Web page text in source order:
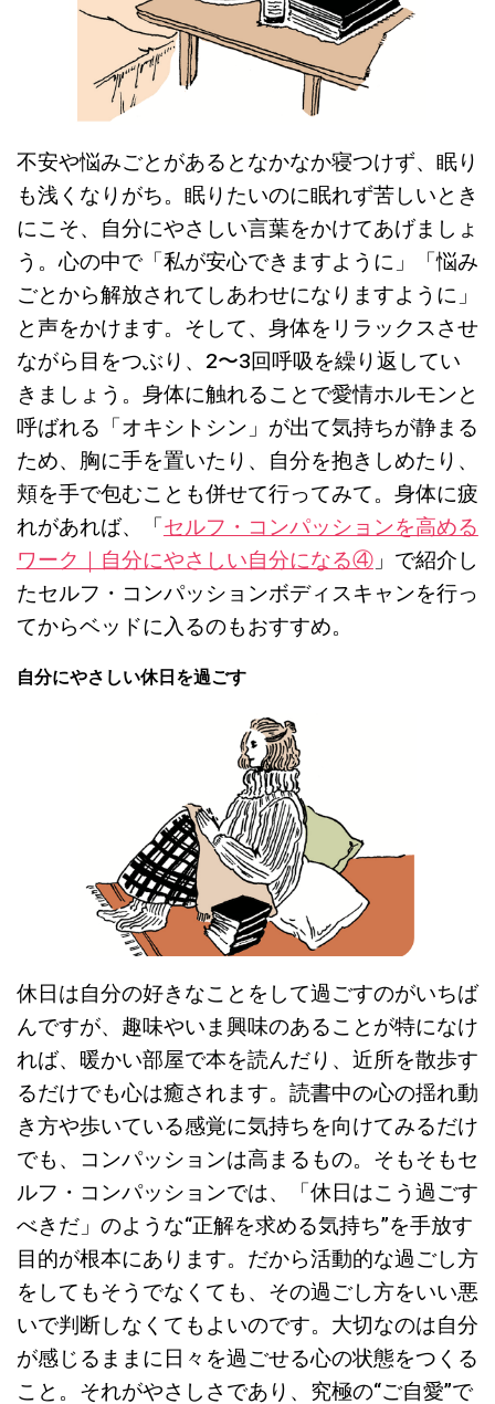
不安や悩みごとがあるとなかなか寝つけず、眠り
も浅くなりがち。眠りたいのに眠れず苦しいとき
にこそ、自分にやさしい言葉をかけてあげましょ
う。心の中で「私が安心できますように」「悩み
ごとから解放されてしあわせになりますように」
と声をかけます。そして、身体をリラックスさせ
ながら目をつぶり、2〜3回呼吸を繰り返してい
きましょう。身体に触れることで愛情ホルモンと
呼ばれる「オキシトシン」が出て気持ちが静まる
ため、胸に手を置いたり、自分を抱きしめたり、
頬を手で包むことも併せて行ってみて。身体に疲
れがあれば、「セルフ・コンパッションを高める
ワーク｜自分にやさしい自分になる④」で紹介し
たセルフ・コンパッションボディスキャンを行っ
てからベッドに入るのもおすすめ。
自分にやさしい休日を過ごす
休日は自分の好きなことをして過ごすのがいちば
んですが、趣味やいま興味のあることが特になけ
れば、暖かい部屋で本を読んだり、近所を散歩す
るだけでも心は癒されます。読書中の心の揺れ動
き方や歩いている感覚に気持ちを向けてみるだけ
でも、コンパッションは高まるもの。そもそもセ
ルフ・コンパッションでは、「休日はこう過ごす
べきだ」のような“正解を求める気持ち”を手放す
目的が根本にあります。だから活動的な過ごし方
をしてもそうでなくても、その過ごし方をいい悪
いで判断しなくてもよいのです。大切なのは自分
が感じるままに日々を過ごせる心の状態をつくる
こと。それがやさしさであり、究極の“ご自愛”で